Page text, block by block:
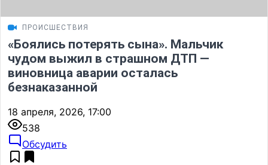
ПРОИСШЕСТВИЯ
«Боялись потерять сына». Мальчик
чудом выжил в страшном ДТП —
виновница аварии осталась
безнаказанной
18 апреля, 2026, 17:00
538
Обсудить